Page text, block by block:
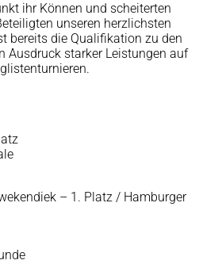
ihr Können und scheiterten
unseren herzlichsten
bereits die Qualifikation zu den
Ausdruck starker Leistungen auf
– 1. Platz / Hamburger